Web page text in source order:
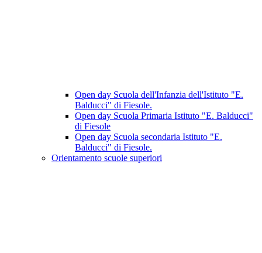
Open day Scuola dell'Infanzia dell'Istituto "E.
Balducci" di Fiesole.
Open day Scuola Primaria Istituto "E. Balducci"
di Fiesole
Open day Scuola secondaria Istituto "E.
Balducci" di Fiesole.
Orientamento scuole superiori